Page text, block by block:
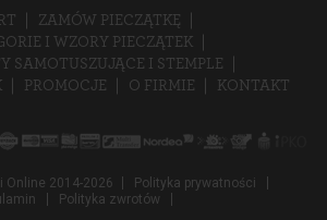
ZAMÓW PIECZĄTKĘ
I WZORY PIECZĄTEK
SAMOTUSZUJĄCE I STEMPLE
PROMOCJE O FIRMIE KONTAKT
Online 2014-2026
Polityka prywatności
Polityka zwrotów